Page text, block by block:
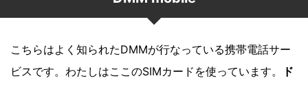
こちらはよく知られたDMMが行なっている携帯電話サー
ビスです。わたしはここのSIMカードを使っています。
ド